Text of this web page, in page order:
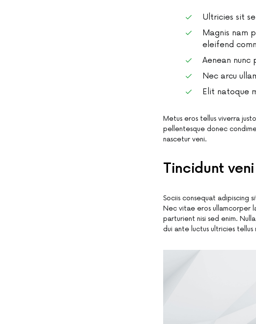
Ultricies sit
Magnis nam
eleifend
Aenean nunc
Nec arcu
Elit natoque
Metus eros tellus viverra
pellentesque donec
nascetur veni.
Tincidunt
Sociis consequat adipiscing
Nec vitae eros ullamcorper
parturient nisi sed enim.
dui ante luctus ultricies tellus